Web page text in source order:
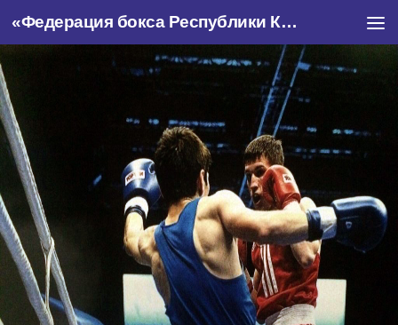
«Федерация бокса Республики Крым»